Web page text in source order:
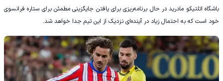
باشگاه اتلتیکو مادرید در حال برنامه‌ریزی برای یافتن جایگزینی مطمئن برای ستاره فرانسوی
خود است که به احتمال زیاد در آینده‌ای نزدیک از این تیم جدا خواهد شد.